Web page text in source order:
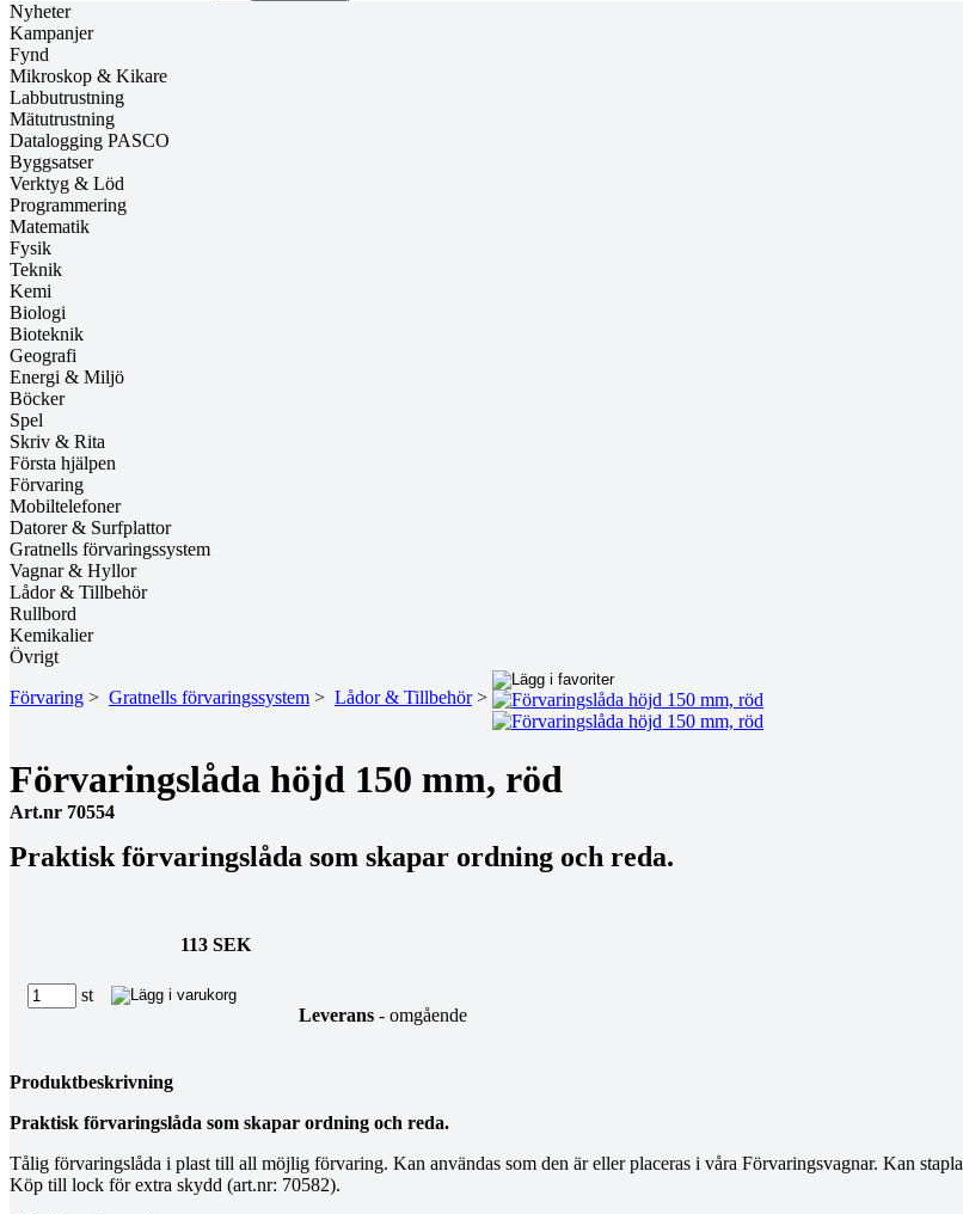
Nyheter
Kampanjer
Fynd
Mikroskop & Kikare
Labbutrustning
Mätutrustning
Datalogging PASCO
Byggsatser
Verktyg & Löd
Programmering
Matematik
Fysik
Teknik
Kemi
Biologi
Bioteknik
Geografi
Energi & Miljö
Böcker
Spel
Skriv & Rita
Första hjälpen
Förvaring
Mobiltelefoner
Datorer & Surfplattor
Gratnells förvaringssystem
Vagnar & Hyllor
Lådor & Tillbehör
Rullbord
Kemikalier
Övrigt
Förvaring > Gratnells förvaringssystem > Lådor & Tillbehör>
Förvaringslåda höjd 150 mm, röd
Art.nr 70554
Praktisk förvaringslåda som skapar ordning och reda.
113 SEK
st
Leverans - omgående
Produktbeskrivning
Praktisk förvaringslåda som skapar ordning och reda.
Tålig förvaringslåda i plast till all möjlig förvaring. Kan användas som den är eller placeras i våra Förvaringsvagnar. Kan
Köp till lock för extra skydd (art.nr: 70582).